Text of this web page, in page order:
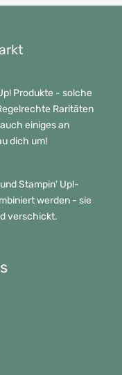
Produkte - solche
Raritäten
einiges an
dich um!
Stampin' Up!-
werden - sie
verschickt.